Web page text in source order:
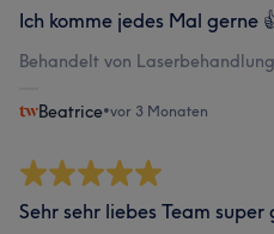
Ich komme jedes Mal gerne
Behandelt von
Beatrice•vor 3 Monaten
Sehr sehr liebes Team